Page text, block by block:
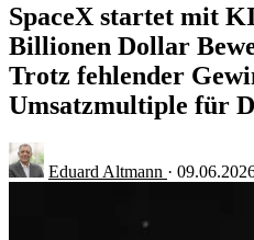
SpaceX startet mit
Billionen Dollar
Trotz fehlender
Umsatzmultiple für
Eduard Altmann ·